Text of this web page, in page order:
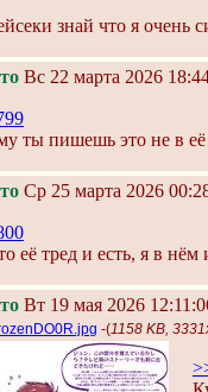
знай что я очень
Вс 22 марта 2026
ты пишешь это не в её
Ср 25 марта 2026
её тред и есть, я в
Вт 19 мая 2026
-(1158 KB,